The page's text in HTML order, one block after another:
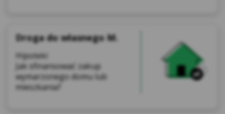
Droga do własnego M.
Hipoteki
Jak sfinansować zakup
wymarzonego domu lub
mieszkania?